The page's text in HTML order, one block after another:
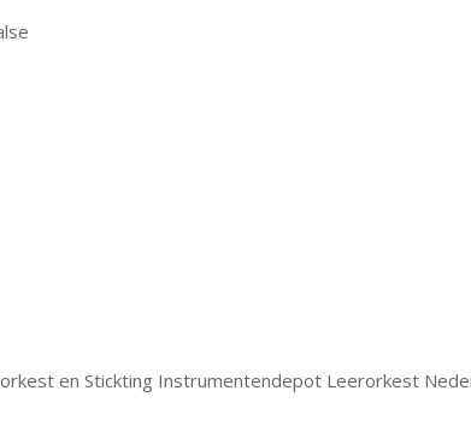
en Stickting Instrumentendepot Leerorkest